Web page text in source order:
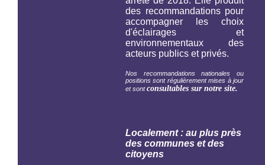
des recommandations pour
accompagner les choix
d'éclairages et
environnementaux des
acteurs publics et privés.
Nos recommandations nationales ou
positions sont régulièrement mises à jour
et sontconsultables sur notre site.
Localement : au plus près
des communes et des
citoyens